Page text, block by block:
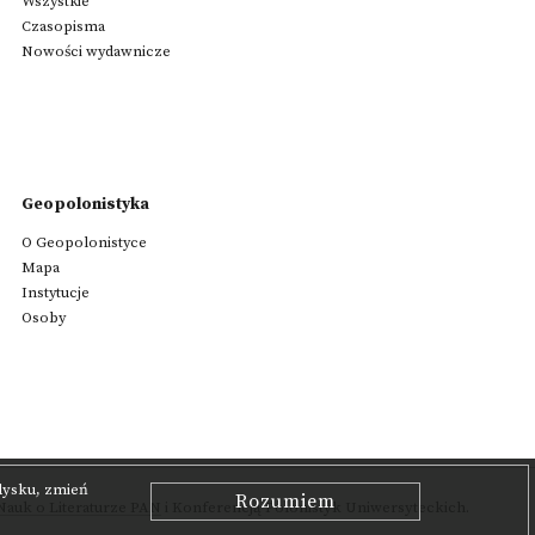
zmień Rozumiem
Czasopisma
Nowości wydawnicze
Geopolonistyka
O Geopolonistyce
Mapa
Instytucje
Osoby
i Konferencją Polonistyk Uniwersyteckich.